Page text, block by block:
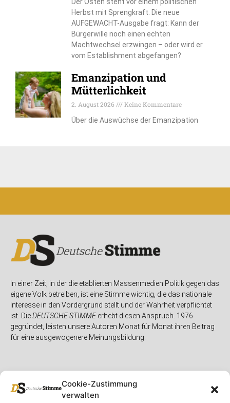
Cookie-Zustimmung
verwalten
Der Osten steht vor einem politischen
Herbst mit Sprengkraft. Die neue
AUFGEWACHT-Ausgabe fragt: Kann der
Bürgerwille noch einen echten
Machtwechsel erzwingen – oder wird er
vom Establishment abgefangen?
Emanzipation und
Mütterlichkeit
2. August 2026
Keine Kommentare
Über die Auswüchse der Emanzipation
In einer Zeit, in der die etablierten Massenmedien Politik gegen das
eigene Volk betreiben, ist eine Stimme wichtig, die das nationale
Interesse in den Vordergrund stellt und der Wahrheit verpflichtet
ist. DieDEUTSCHE STIMMEerhebt diesen Anspruch. 1976
gegründet, leisten unsere Autoren Monat für Monat ihren Beitrag
für eine ausgewogenere Meinungsbildung.